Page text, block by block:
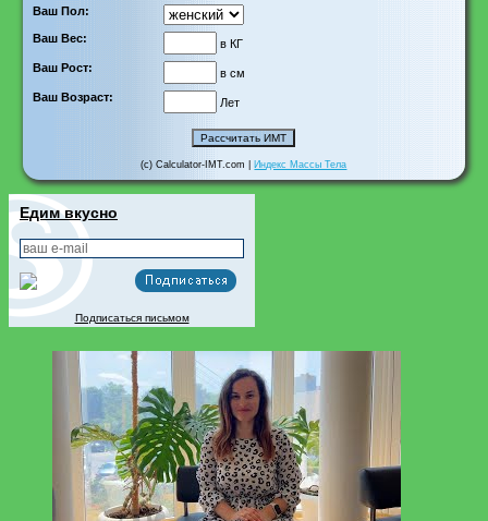
Ваш Пол:
Ваш Вес:
в КГ
Ваш Рост:
в см
Ваш Возраст:
Лет
(c) Calculator-IMT.com | Индекс Массы Тела
Едим вкусно
Подписаться письмом